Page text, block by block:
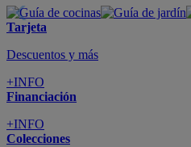
Tarjeta
Descuentos y más
+INFO
Financiación
+INFO
Colecciones